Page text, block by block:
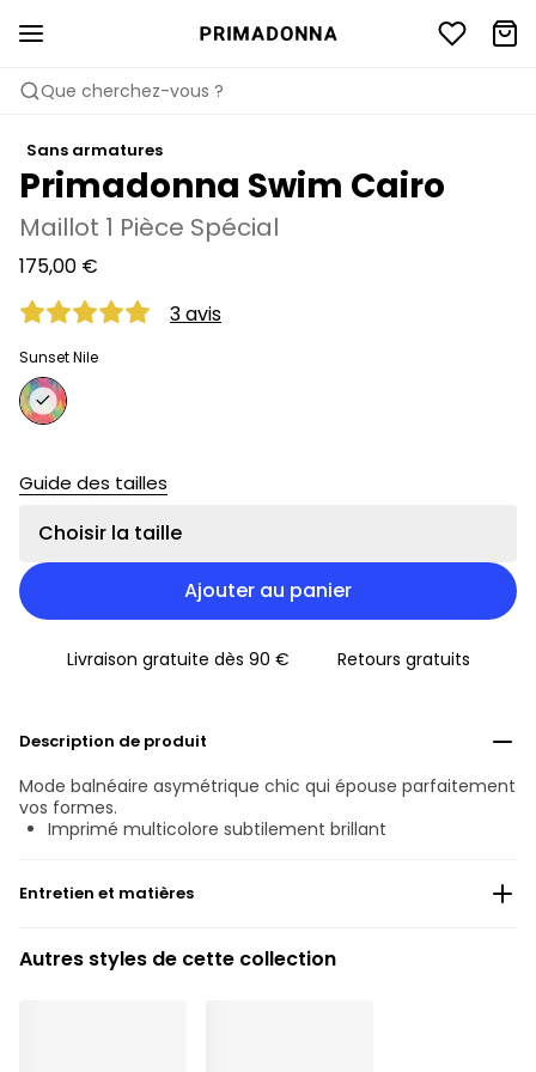
Que cherchez-vous ?
Sans armatures
Primadonna Swim Cairo
Maillot 1 Pièce Spécial
175,00 €
3 avis
Sunset Nile
Guide des tailles
Choisir la taille
Ajouter au panier
Livraison gratuite dès 90 € Retours gratuits
Description de produit
Mode balnéaire asymétrique chic qui épouse parfaitement
vos formes.
Imprimé multicolore subtilement brillant
Entretien et matières
Ne pas blanchir
Autres styles de cette collection